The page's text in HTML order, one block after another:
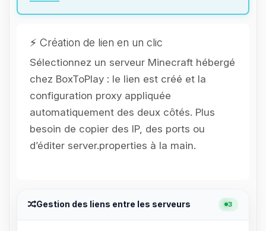
⚡ Création de lien en un clic
Sélectionnez un serveur Minecraft hébergé
chez BoxToPlay : le lien est créé et la
configuration proxy appliquée
automatiquement des deux côtés. Plus
besoin de copier des IP, des ports ou
d’éditer server.properties à la main.
Gestion des liens entre les serveurs 3
assistant BoxToPlay. Dis-moi ce dont
petits circuits pour t’aider.